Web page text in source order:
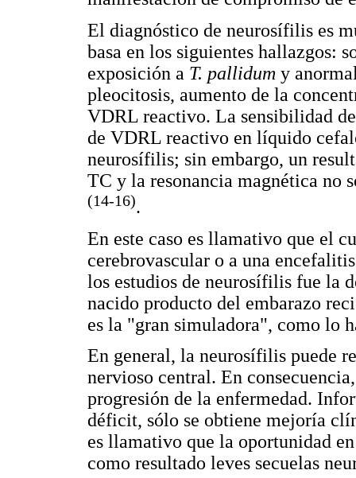
El diagnóstico de neurosífilis es
basa en los siguientes hallazgos:
exposición a T. pallidum y
pleocitosis, aumento de la
VDRL reactivo. La sensibilidad
de VDRL reactivo en líquido
neurosífilis; sin embargo, un
TC y la resonancia magnética no
(14-16).
En este caso es llamativo que el
cerebrovascular o a una
los estudios de neurosífilis fue la
nacido producto del embarazo
es la "gran simuladora", como lo
En general, la neurosífilis puede
nervioso central. En
progresión de la enfermedad.
déficit, sólo se obtiene mejoría
es llamativo que la oportunidad
como resultado leves secuelas